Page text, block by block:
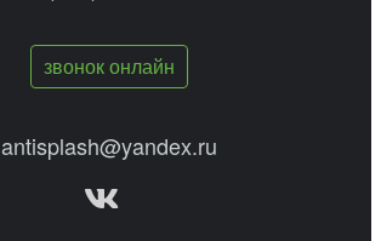
звонок онлайн
antisplash@yandex.ru